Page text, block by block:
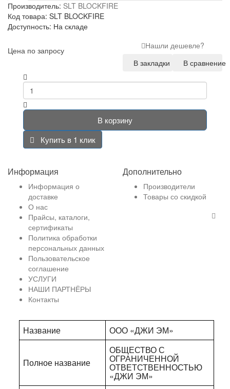
Производитель: SLT BLOCKFIRE
Код товара: SLT BLOCKFIRE
Доступность: На складе
Цена по запросу
Нашли дешевле?
В закладки
В сравнение
В корзину
Купить в 1 клик
Информация
Информация о
доставке
О нас
Прайсы, каталоги,
сертификаты
Политика обработки
персональных данных
Пользовательское
соглашение
УСЛУГИ
НАШИ ПАРТНЁРЫ
Контакты
Дополнительно
Производители
Товары со скидкой
Название ООО «ДЖИ ЭМ»
Полное название
ОБЩЕСТВО С
ОГРАНИЧЕННОЙ
ОТВЕТСТВЕННОСТЬЮ
«ДЖИ ЭМ»